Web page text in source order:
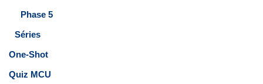
Phase 5
Séries
One-Shot
Quiz MCU